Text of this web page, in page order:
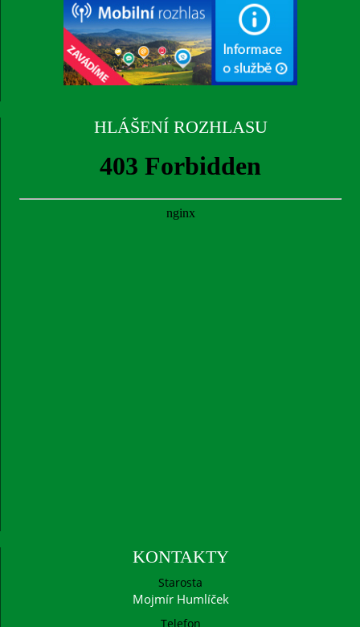
HLÁŠENÍ ROZHLASU
KONTAKTY
Starosta
Mojmír Humlíček
Telefon